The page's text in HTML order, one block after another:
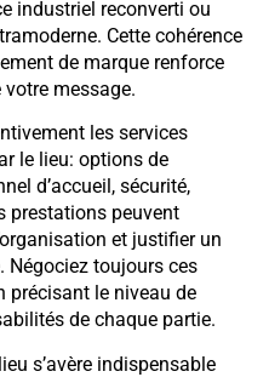
industriel reconverti ou
Cette cohérence
de marque renforce
message.
les services
le lieu: options de
d’accueil, sécurité,
prestations peuvent
et justifier un
Négociez toujours ces
précisant le niveau de
de chaque partie.
s’avère indispensable